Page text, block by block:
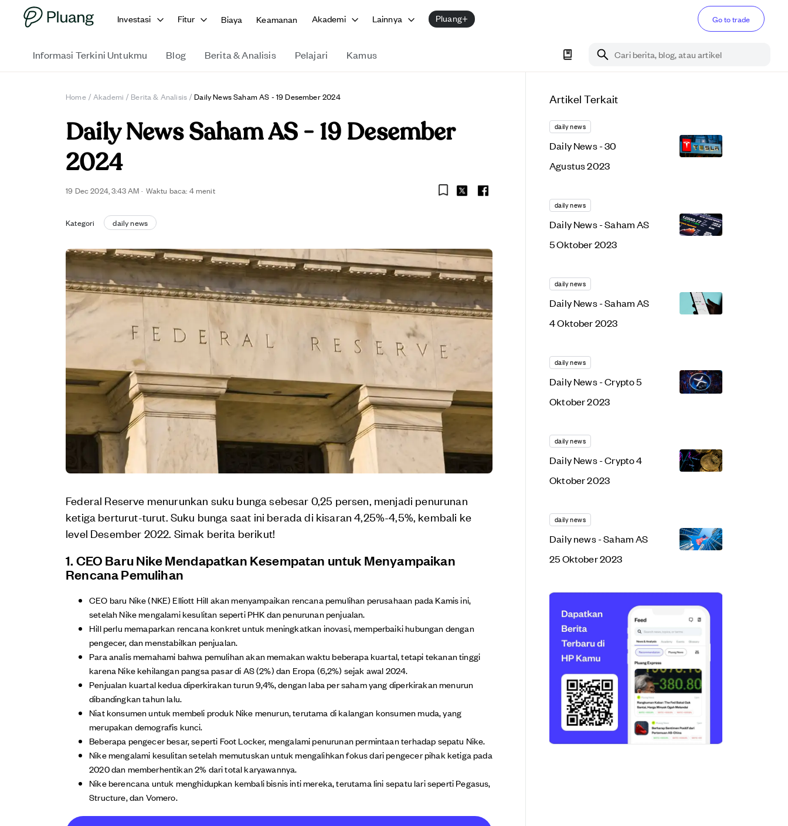
Investasi Fitur Biaya Keamanan Akademi Lainnya Pluang+ Go to trade
Informasi Terkini Untukmu Blog Berita & Analisis Pelajari Kamus Cari berita, blog, atau artikel
Home / Akademi / Berita & Analisis / Daily News Saham AS - 19 Desember 2024
Daily News Saham AS - 19 Desember
2024
19 Dec 2024, 3:43 AM · Waktu baca: 4 menit
Kategori daily news
Federal Reserve menurunkan suku bunga sebesar 0,25 persen, menjadi penurunan
ketiga berturut-turut. Suku bunga saat ini berada di kisaran 4,25%-4,5%, kembali ke
level Desember 2022. Simak berita berikut!
1. CEO Baru Nike Mendapatkan Kesempatan untuk Menyampaikan
Rencana Pemulihan
CEO baru Nike (NKE) Elliott Hill akan menyampaikan rencana pemulihan perusahaan pada Kamis ini,
setelah Nike mengalami kesulitan seperti PHK dan penurunan penjualan.
Hill perlu memaparkan rencana konkret untuk meningkatkan inovasi, memperbaiki hubungan dengan
pengecer, dan menstabilkan penjualan.
Para analis memahami bahwa pemulihan akan memakan waktu beberapa kuartal, tetapi tekanan tinggi
karena Nike kehilangan pangsa pasar di AS (2%) dan Eropa (6,2%) sejak awal 2024.
Penjualan kuartal kedua diperkirakan turun 9,4%, dengan laba per saham yang diperkirakan menurun
dibandingkan tahun lalu.
Niat konsumen untuk membeli produk Nike menurun, terutama di kalangan konsumen muda, yang
merupakan demografis kunci.
Beberapa pengecer besar, seperti Foot Locker, mengalami penurunan permintaan terhadap sepatu Nike.
Nike mengalami kesulitan setelah memutuskan untuk mengalihkan fokus dari pengecer pihak ketiga pada
2020 dan memberhentikan 2% dari total karyawannya.
Nike berencana untuk menghidupkan kembali bisnis inti mereka, terutama lini sepatu lari seperti Pegasus,
Structure, dan Vomero.
Artikel Terkait
daily news
Daily News - 30
Agustus 2023
daily news
Daily News - Saham AS
5 Oktober 2023
daily news
Daily News - Saham AS
4 Oktober 2023
daily news
Daily News - Crypto 5
Oktober 2023
daily news
Daily News - Crypto 4
Oktober 2023
daily news
Daily news - Saham AS
25 Oktober 2023